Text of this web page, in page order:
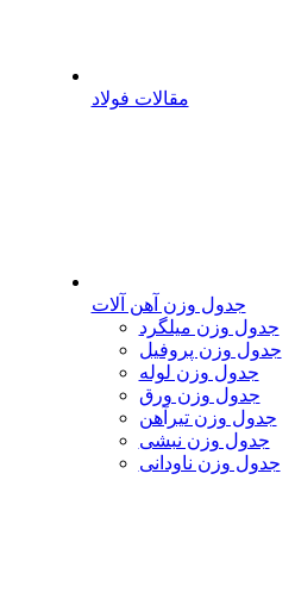
مقالات فولاد
جدول وزن آهن آلات
جدول وزن میلگرد
جدول وزن پروفیل
جدول وزن لوله
جدول وزن ورق
جدول وزن تیرآهن
جدول وزن نبشی
جدول وزن ناودانی